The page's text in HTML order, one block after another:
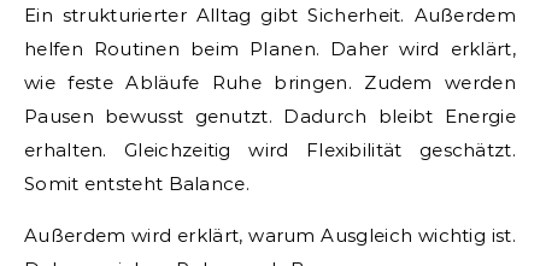
Ein strukturierter Alltag gibt Sicherheit. Außerdem
helfen Routinen beim Planen. Daher wird erklärt,
wie feste Abläufe Ruhe bringen. Zudem werden
Pausen bewusst genutzt. Dadurch bleibt Energie
erhalten. Gleichzeitig wird Flexibilität geschätzt.
Somit entsteht Balance.
Außerdem wird erklärt, warum Ausgleich wichtig ist.